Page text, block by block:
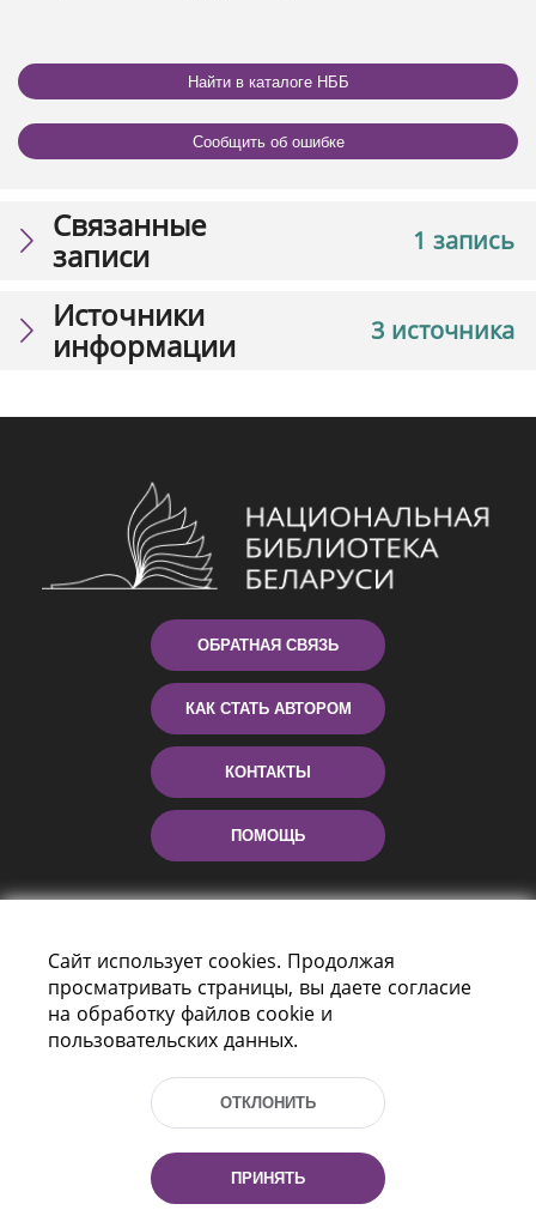
Найти в каталоге НББ
Сообщить об ошибке
1 запись
Связанные
записи
3 источника
Источники
информации
ОБРАТНАЯ СВЯЗЬ
КАК СТАТЬ АВТОРОМ
КОНТАКТЫ
ПОМОЩЬ
г. Минск, Республика Беларусь, 220114
Тел.: (+375 17) 368 37 37, Факс: (+375 17)
Эл. почта: inbox@nlb.by
Сайт использует cookies. Продолжая
просматривать страницы, вы даете согласие
на обработку файлов cookie и
пользовательских данных.
ОТКЛОНИТЬ
ПРИНЯТЬ